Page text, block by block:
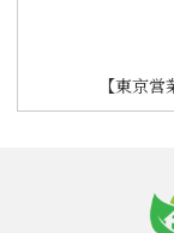
ン
【東京